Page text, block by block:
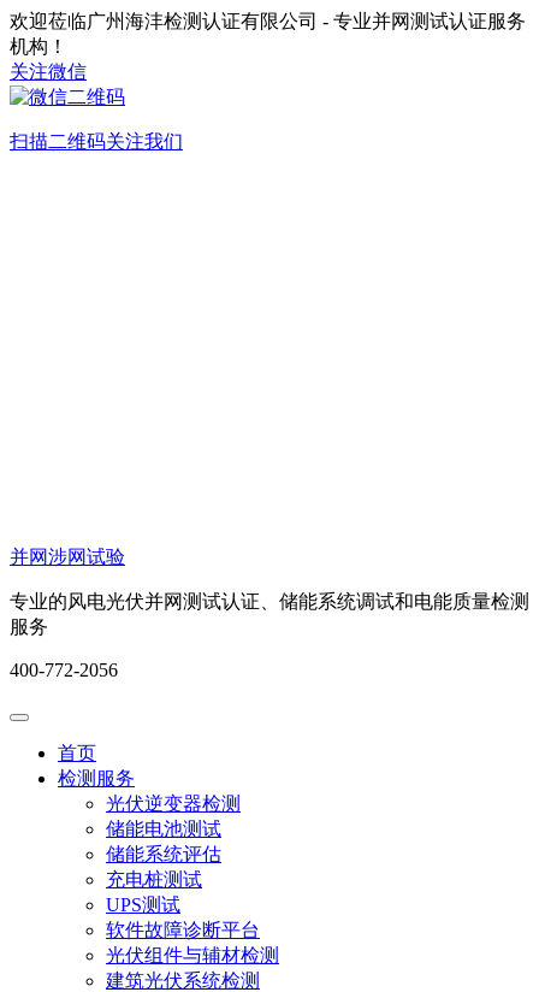
欢迎莅临广州海沣检测认证有限公司 - 专业并网测试认证服务
机构！
关注微信
扫描二维码关注我们
并网涉网试验
专业的风电光伏并网测试认证、储能系统调试和电能质量检测
服务
400-772-2056
首页
检测服务
光伏逆变器检测
储能电池测试
储能系统评估
充电桩测试
UPS测试
软件故障诊断平台
光伏组件与辅材检测
建筑光伏系统检测